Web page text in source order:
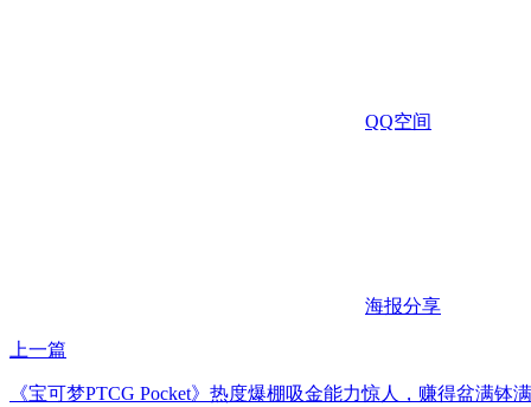
QQ空间
海报分享
上一篇
《宝可梦PTCG Pocket》热度爆棚吸金能力惊人，赚得盆满钵满